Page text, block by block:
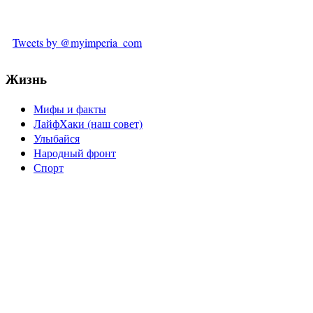
Tweets by @myimperia_com
Жизнь
Мифы и факты
ЛайфХаки (наш совет)
Улыбайся
Народный фронт
Спорт